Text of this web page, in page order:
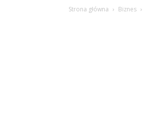
Strona główna Biznes